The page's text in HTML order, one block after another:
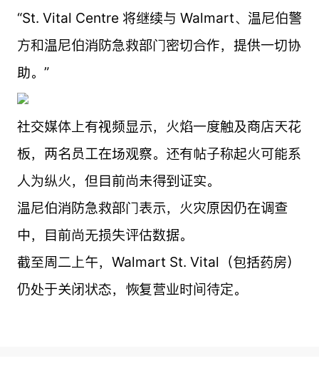
“St. Vital Centre 将继续与 Walmart、温尼伯警
方和温尼伯消防急救部门密切合作，提供一切协
助。”
社交媒体上有视频显示，火焰一度触及商店天花
板，两名员工在场观察。还有帖子称起火可能系
人为纵火，但目前尚未得到证实。
温尼伯消防急救部门表示，火灾原因仍在调查
中，目前尚无损失评估数据。
截至周二上午，Walmart St. Vital（包括药房）
仍处于关闭状态，恢复营业时间待定。